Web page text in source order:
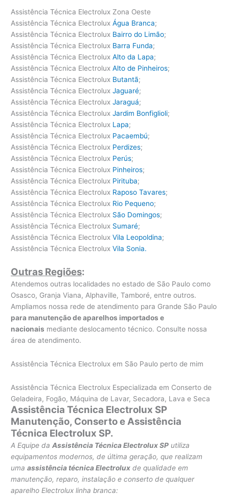
Assistência Técnica Electrolux Zona Oeste
Assistência Técnica ElectroluxÁgua Branca;
Assistência Técnica Electrolux Bairro do Limão;
Assistência Técnica Electrolux Barra Funda;
Assistência Técnica ElectroluxAlto da Lapa;
Assistência Técnica ElectroluxAlto de Pinheiros;
Assistência Técnica Electrolux Butantã;
Assistência Técnica ElectroluxJaguaré;
Assistência Técnica ElectroluxJaraguá;
Assistência Técnica ElectroluxJardim Bonfiglioli;
Assistência Técnica Electrolux Lapa;
Assistência Técnica Electrolux Pacaembú;
Assistência Técnica Electrolux Perdizes;
Assistência Técnica Electrolux Perús;
Assistência Técnica Electrolux Pinheiros;
Assistência Técnica Electrolux Pirituba;
Assistência Técnica Electrolux Raposo Tavares;
Assistência Técnica Electrolux Rio Pequeno;
Assistência Técnica Electrolux São Domingos;
Assistência Técnica Electrolux Sumaré;
Assistência Técnica ElectroluxVila Leopoldina;
Assistência Técnica ElectroluxVila Sonia.
Outras Regiões:
Atendemos outras localidades no estado de São Paulo como
Osasco, Granja Viana, Alphaville, Tamboré, entre outros.
Ampliamos nossa rede de atendimento para Grande São Paulo
para manutenção de aparelhos importados e
nacionais mediante deslocamento técnico. Consulte nossa
área de atendimento.
Assistência Técnica Electrolux em São Paulo perto de mim
Assistência Técnica Electrolux Especializada em Conserto de
Geladeira, Fogão, Máquina de Lavar, Secadora, Lava e Seca
Assistência Técnica Electrolux SP
Manutenção, Conserto e Assistência
Técnica Electrolux SP.
A Equipe daAssistência Técnica Electrolux SP utiliza
equipamentos modernos, de última geração, que realizam
umaassistência técnica Electrolux de qualidade em
manutenção, reparo, instalação e conserto de qualquer
aparelho Electrolux linha branca: